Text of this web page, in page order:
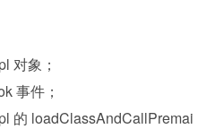
对象；
事件；
的 loadClassAndCallPremai